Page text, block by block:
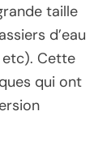
taille
d’eau
Cette
qui ont